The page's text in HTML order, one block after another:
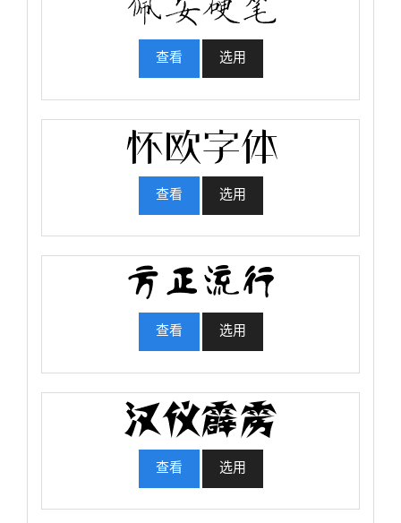
查看 选用
查看 选用
查看 选用
查看 选用